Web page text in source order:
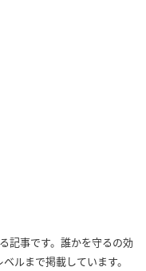
記事です。誰かを守るの効
ルまで掲載しています。